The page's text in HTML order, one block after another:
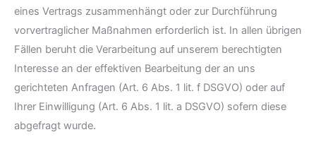
eines Vertrags zusammenhängt oder zur Durchführung
vorvertraglicher Maßnahmen erforderlich ist. In allen übrigen
Fällen beruht die Verarbeitung auf unserem berechtigten
Interesse an der effektiven Bearbeitung der an uns
gerichteten Anfragen (Art. 6 Abs. 1 lit. f DSGVO) oder auf
Ihrer Einwilligung (Art. 6 Abs. 1 lit. a DSGVO) sofern diese
abgefragt wurde.